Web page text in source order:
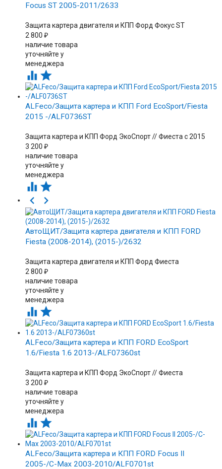
Focus ST 2005-2011/2633
Защита картера двигателя и КПП Форд Фокус ST
2 800 ₽
наличие товара
уточняйте у
менеджера
 
ALFeco/Защита картера и КПП Ford EcoSport/Fiesta
2015 -/ALF0736ST
Защита картера и КПП Форд ЭкоСпорт // Фиеста с 2015
3 200 ₽
наличие товара
уточняйте у
менеджера
 


АвтоЩИТ/Защита картера двигателя и КПП FORD
Fiesta (2008-2014), (2015-)/2632
Защита картера двигателя и КПП Форд Фиеста
2 800 ₽
наличие товара
уточняйте у
менеджера
 
ALFeco/Защита картера и КПП FORD EcoSport
1.6/Fiesta 1.6 2013-/ALF07360st
Защита картера и КПП Форд ЭкоСпорт // Фиеста
3 200 ₽
наличие товара
уточняйте у
менеджера
 
ALFeco/Защита картера и КПП FORD Focus II
2005-/C-Max 2003-2010/ALF0701st